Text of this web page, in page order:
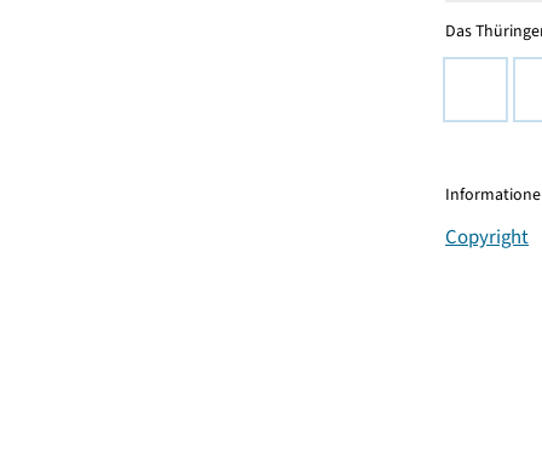
Das
Copyright